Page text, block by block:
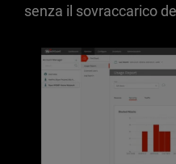
senza il sovraccarico